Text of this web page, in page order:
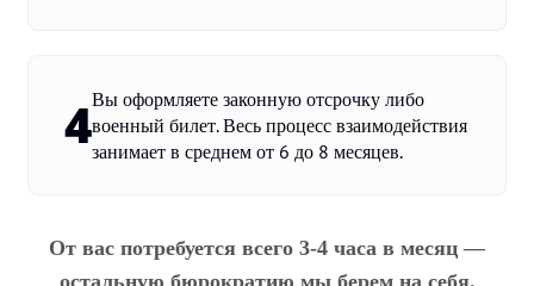
4Вы оформляете законную отсрочку либо
военный билет. Весь процесс взаимодействия
занимает в среднем от 6 до 8 месяцев.
От вас потребуется всего 3-4 часа в месяц —
остальную бюрократию мы берем на себя.